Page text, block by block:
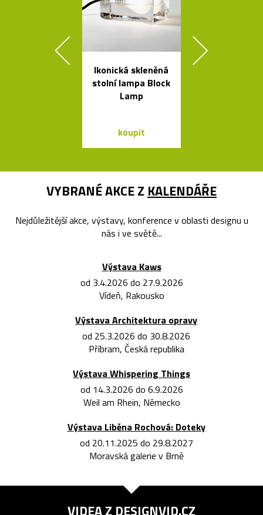
Ikonická skleněná
stolní lampa Block
Lamp
koupit
VYBRANÉ AKCE Z KALENDÁŘE
Nejdůležitější akce, výstavy, konference v oblasti designu u
nás i ve světě...
Výstava Kaws
od 3.4.2026 do 27.9.2026
Vídeň, Rakousko
Výstava Architektura opravy
od 25.3.2026 do 30.8.2026
Příbram, Česká republika
Výstava Whispering Things
od 14.3.2026 do 6.9.2026
Weil am Rhein, Německo
Výstava Liběna Rochová: Doteky
od 20.11.2025 do 29.8.2027
Moravská galerie v Brně
VIDEA Z DESIGNVID.CZ